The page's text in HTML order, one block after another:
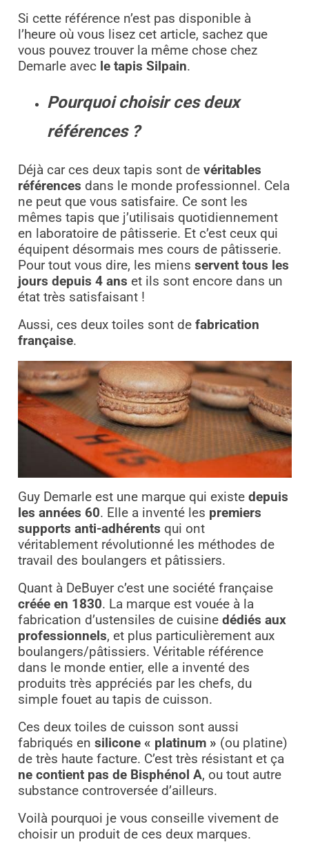
Si cette référence n’est pas disponible à
l’heure où vous lisez cet article, sachez que
vous pouvez trouver la même chose chez
Demarle avec le tapis Silpain.
Pourquoi choisir ces deux
références ?
Déjà car ces deux tapis sont de véritables
références dans le monde professionnel. Cela
ne peut que vous satisfaire. Ce sont les
mêmes tapis que j’utilisais quotidiennement
en laboratoire de pâtisserie. Et c’est ceux qui
équipent désormais mes cours de pâtisserie.
Pour tout vous dire, les miens servent tous les
jours depuis 4 ans et ils sont encore dans un
état très satisfaisant !
Aussi, ces deux toiles sont de fabrication
française.
Guy Demarle est une marque qui existe depuis
les années 60. Elle a inventé les premiers
supports anti-adhérents qui ont
véritablement révolutionné les méthodes de
travail des boulangers et pâtissiers.
Quant à DeBuyer c’est une société française
créée en 1830. La marque est vouée à la
fabrication d’ustensiles de cuisine dédiés aux
professionnels, et plus particulièrement aux
boulangers/pâtissiers. Véritable référence
dans le monde entier, elle a inventé des
produits très appréciés par les chefs, du
simple fouet au tapis de cuisson.
Ces deux toiles de cuisson sont aussi
fabriqués en silicone « platinum » (ou platine)
de très haute facture. C’est très résistant et ça
ne contient pas de Bisphénol A, ou tout autre
substance controversée d’ailleurs.
Voilà pourquoi je vous conseille vivement de
choisir un produit de ces deux marques.